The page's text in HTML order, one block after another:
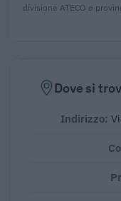
divisione ATECO e
Dove si
Indirizzo: